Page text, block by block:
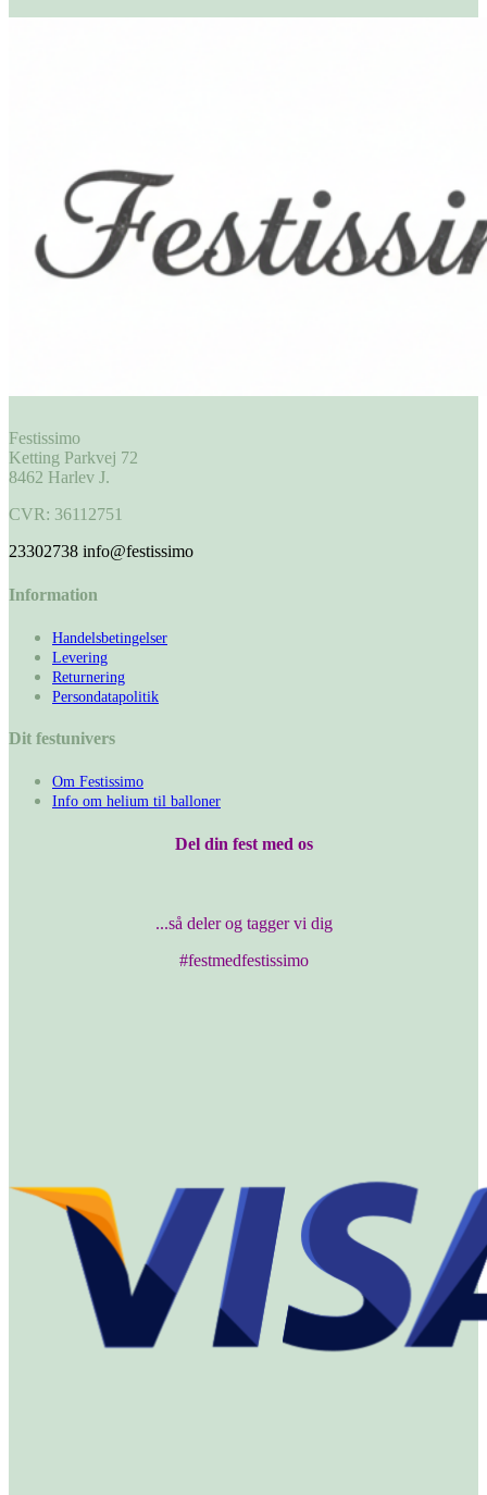
Festissimo
Ketting Parkvej 72
8462 Harlev J.
CVR: 36112751
23302738 info@festissimo
Information
Handelsbetingelser
Levering
Returnering
Persondatapolitik
Dit festunivers
Om Festissimo
Info om helium til balloner
Del din fest med os
...så deler og tagger vi dig
#festmedfestissimo